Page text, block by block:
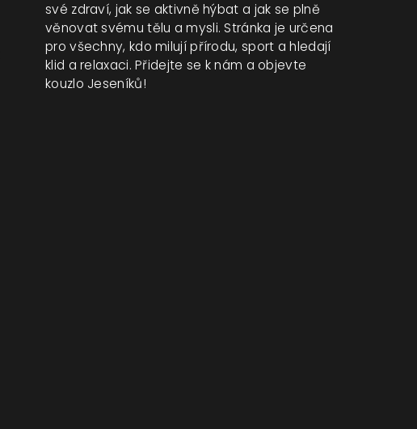
své zdraví, jak se aktivně hýbat a jak se plně
věnovat svému tělu a mysli. Stránka je určena
pro všechny, kdo milují přírodu, sport a hledají
klid a relaxaci. Přidejte se k nám a objevte
kouzlo Jeseníků!